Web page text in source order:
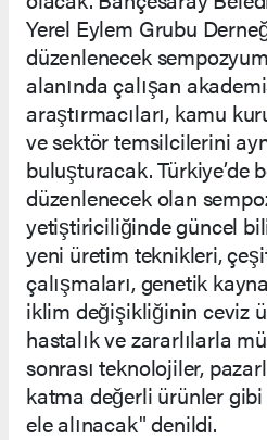
Yerel Eylem Grubu
düzenlenecek
alanında çalışan
araştırmacıları, kamu
ve sektör temsilcilerini
buluşturacak. Türkiye’de
düzenlenecek olan
yetiştiriciliğinde güncel
yeni üretim teknikleri,
çalışmaları, genetik
iklim değişikliğinin ceviz
hastalık ve zararlılarla
sonrası teknolojiler,
katma değerli ürünler
ele alınacak" denildi.